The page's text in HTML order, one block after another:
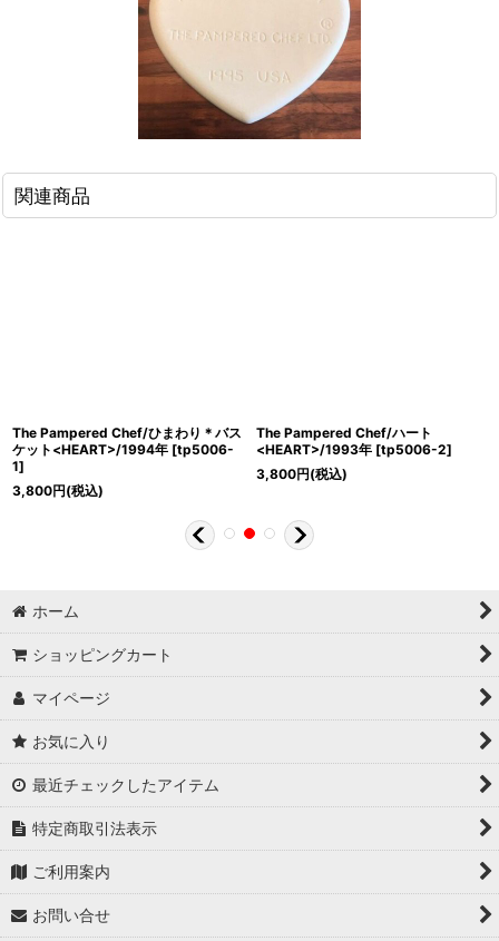
関連商品
The Pampered Chef/ひまわり＊バス
ケット<HEART>/1994年 [tp5006-
1]
3,800円(税込)
The Pampered Chef/ハート
<HEART>/1993年 [tp5006-2]
3,800円(税込)
ホーム
ショッピングカート
マイページ
お気に入り
最近チェックしたアイテム
特定商取引法表示
ご利用案内
お問い合せ